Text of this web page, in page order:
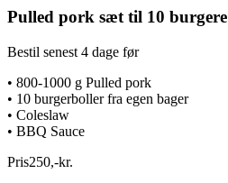
Pulled pork sæt til 10 burgere
Bestil senest 4 dage før
• 800-1000 g Pulled pork
• 10 burgerboller fra egen bager
• Coleslaw
• BBQ Sauce
Pris250,-kr.